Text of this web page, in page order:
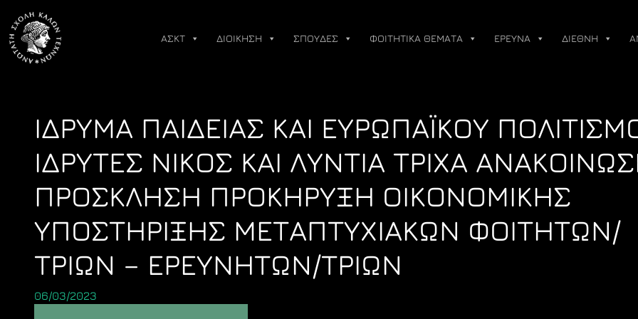
content
ΑΣΚΤ ΔΙΟΙΚΗΣΗ ΣΠΟΥΔΕΣ ΦΟΙΤΗΤΙΚΑ ΘΕΜΑΤΑ ΕΡΕΥΝΑ ΔΙΕΘΝΗ
IΔΡΥΜΑ ΠΑΙΔΕΙΑΣ ΚΑΙ ΕΥΡΩΠΑΪΚΟΥ
ΙΔΡΥΤΕΣ ΝΙΚΟΣ ΚΑΙ ΛΥΝΤΙΑ ΤΡΙΧΑ
ΠΡΟΣΚΛΗΣΗ ΠΡΟΚΗΡΥΞΗ ΟΙΚΟΝΟΜΙΚΗΣ
ΥΠΟΣΤΗΡΙΞΗΣ ΜΕΤΑΠΤΥΧΙΑΚΩΝ ΦΟΙΤΗΤΩΝ/
ΤΡΙΩΝ – ΕΡΕΥΝΗΤΩΝ/ΤΡΙΩΝ
06/03/2023